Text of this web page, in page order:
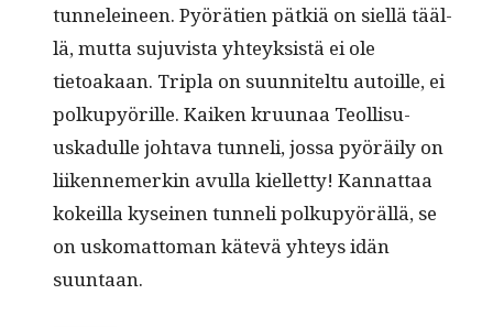
tun­nelei­neen. Pyörä­tien pätk­iä on siel­lä tääl­
lä, mut­ta suju­vista yhteyk­sistä ei ole
tietoakaan. Tripla on suun­nitel­tu autoille, ei
polkupyörille. Kaiken kru­u­naa Teol­lisu­
uskadulle johta­va tun­neli, jos­sa pyöräi­ly on
liiken­nemerkin avul­la kiel­let­ty! Kan­nat­taa
kokeil­la kyseinen tun­neli polkupyöräl­lä, se
on usko­mat­toman kätevä yhteys idän
suuntaan.